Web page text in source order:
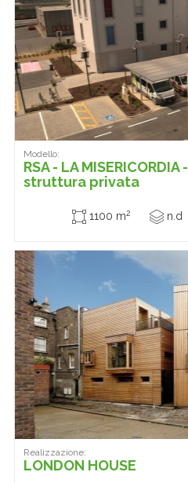
Modello:
RSA - LA MISERICORDIA -
struttura privata
1100 m2 n.d
Realizzazione:
LONDON HOUSE